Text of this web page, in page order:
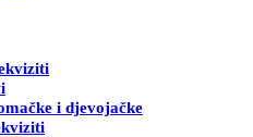
i djevojačke